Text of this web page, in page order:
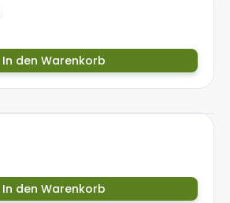
In den Warenkorb
In den Warenkorb